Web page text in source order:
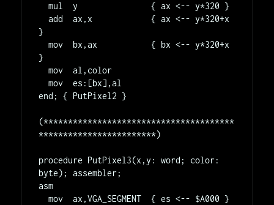
  mul  y               { ax <-- y*320 }
  add  ax,x            { ax <-- y*320+x
}
  mov  bx,ax           { bx <-- y*320+x
}
  mov  al,color
  mov  es:[bx],al
end; { PutPixel2 }
(***************************************
************************)
procedure PutPixel3(x,y: word; color:
byte); assembler;
asm
  mov  ax,VGA_SEGMENT  { es <-- $A000 }